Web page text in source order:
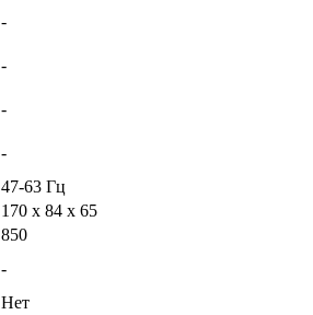
-
-
-
-
47-63 Гц
170 x 84 x 65
850
-
Нет